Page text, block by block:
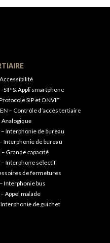
SIP & Appli smartphone
SIP et ONVIF
– Contrôle d’accès tertiaire
Analogique
– Interphonie de bureau
Interphonie de bureau
– Grande capacité
– Interphone sélectif
de fermetures
Interphonie bus
Appel malade
Interphonie de guichet